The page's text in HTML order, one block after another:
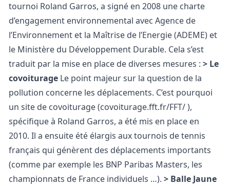
tournoi Roland Garros, a signé en 2008 une charte
d’engagement environnemental avec Agence de
l’Environnement et la Maîtrise de l’Energie (ADEME) et
le Ministère du Développement Durable. Cela s’est
traduit par la mise en place de diverses mesures : > Le
covoiturage Le point majeur sur la question de la
pollution concerne les déplacements. C’est pourquoi
un site de covoiturage (covoiturage.fft.fr/FFT/),
spécifique à Roland Garros, a été mis en place en
2010. Il a ensuite été élargis aux tournois de tennis
français qui génèrent des déplacements importants
(comme par exemple les BNP Paribas Masters, les
championnats de France individuels …). > Balle Jaune